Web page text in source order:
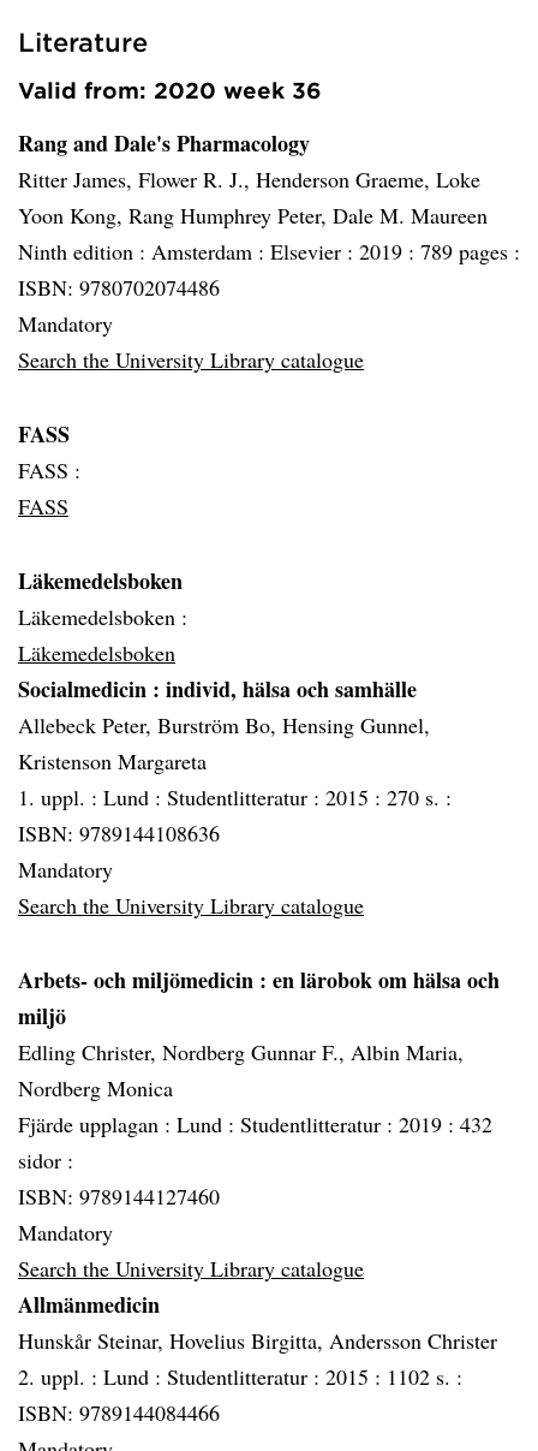
Literature
Valid from: 2020 week 36
Rang and Dale's Pharmacology
Ritter James, Flower R. J., Henderson Graeme, Loke
Yoon Kong, Rang Humphrey Peter, Dale M. Maureen
Ninth edition : Amsterdam : Elsevier : 2019 : 789 pages :
ISBN: 9780702074486
Mandatory
Search the University Library catalogue
FASS
FASS :
FASS
Läkemedelsboken
Läkemedelsboken :
Läkemedelsboken
Socialmedicin : individ, hälsa och samhälle
Allebeck Peter, Burström Bo, Hensing Gunnel,
Kristenson Margareta
1. uppl. : Lund : Studentlitteratur : 2015 : 270 s. :
ISBN: 9789144108636
Mandatory
Search the University Library catalogue
Arbets- och miljömedicin : en lärobok om hälsa och
miljö
Edling Christer, Nordberg Gunnar F., Albin Maria,
Nordberg Monica
Fjärde upplagan : Lund : Studentlitteratur : 2019 : 432
sidor :
ISBN: 9789144127460
Mandatory
Search the University Library catalogue
Allmänmedicin
Hunskår Steinar, Hovelius Birgitta, Andersson Christer
2. uppl. : Lund : Studentlitteratur : 2015 : 1102 s. :
ISBN: 9789144084466